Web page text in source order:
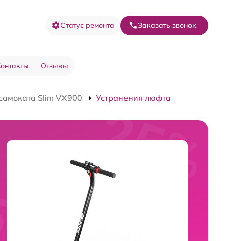
Статус ремонта Заказать звонок
Отзывы
Slim VX900 Устранения люфта